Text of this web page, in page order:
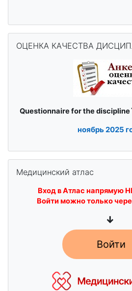
ОЦЕНКА КАЧЕСТВА
Questionnaire for the
ноябрь2025
Медицинский атлас
Вход в Атлас
Войти можно только
↓
Войти